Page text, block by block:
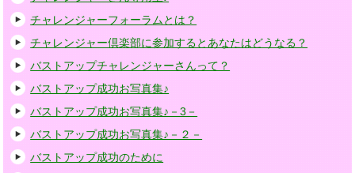
チャレンジャーフォーラムとは？
チャレンジャー倶楽部に参加するとあなたはどうなる？
バストアップチャレンジャーさんって？
バストアップ成功お写真集♪
バストアップ成功お写真集♪－3－
バストアップ成功お写真集♪－２－
バストアップ成功のために